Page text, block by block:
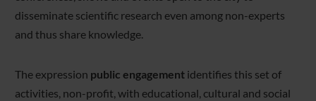
disseminate scientific research even among non-experts
and thus share knowledge.
The expression public engagementidentifies this set of
activities, non-profit, with educational, cultural and social